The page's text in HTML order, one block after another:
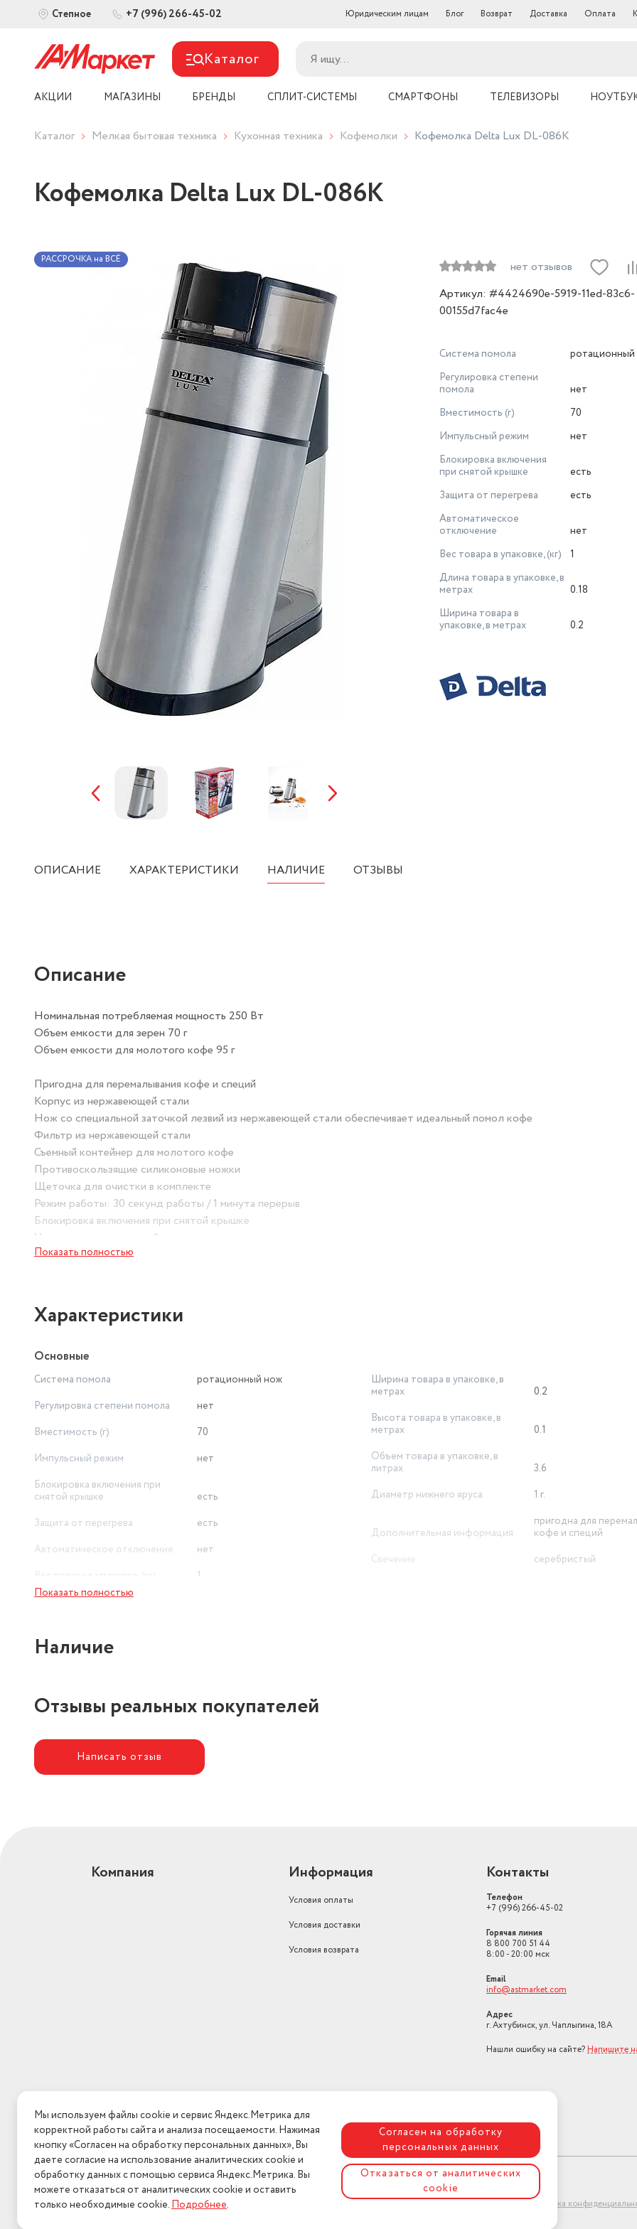
Степное +7 (996) 266-45-02 Юридическим лицам Блог Возврат Доставка Оплата
Каталог
АКЦИИ МАГАЗИНЫ БРЕНДЫ СПЛИТ-СИСТЕМЫ СМАРТФОНЫ ТЕЛЕВИЗОРЫ
Каталог Мелкая бытовая техника Кухонная техника Кофемолки Кофемолка Delta Lux DL-086К
Кофемолка Delta Lux DL-086К
РАССРОЧКА на ВСЁ
нет отзывов
Артикул: #4424690e-5919-11ed-83c6-
00155d7fac4e
Система помола
Регулировка степени
помола
нет
Вместимость (г)
70
Импульсный режим
нет
Блокировка включения
при снятой крышке
есть
Защита от перегрева
есть
Автоматическое
отключение
нет
Вес товара в упаковке, (кг)
1
Длина товара в упаковке, в
метрах
0.18
Ширина товара в
упаковке, в метрах
0.2
ОПИСАНИЕ ХАРАКТЕРИСТИКИ НАЛИЧИЕ ОТЗЫВЫ
Описание
Номинальная потребляемая мощность 250 Вт
Объем емкости для зерен 70 г
Объем емкости для молотого кофе 95 г
Пригодна для перемалывания кофе и специй
Корпус из нержавеющей стали
Нож со специальной заточкой лезвий из нержавеющей стали обеспечивает идеальный помол кофе
Фильтр из нержавеющей стали
Съемный контейнер для молотого кофе
Противоскользящие силиконовые ножки
Щеточка для очистки в комплекте
Режим работы: 30 секунд работы / 1 минута перерыв
Блокировка включения при снятой крышке
Упаковка: цветная коробка
Показать полностью
Характеристики
Основные
Система помола
ротационный нож
Регулировка степени помола
нет
Вместимость (г)
70
Импульсный режим
нет
Блокировка включения при
снятой крышке
есть
Защита от перегрева
есть
Автоматическое отключение
нет
1
Ширина товара в упаковке, в
метрах
0.2
Высота товара в упаковке, в
метрах
0.1
Объем товара в упаковке, в
литрах
3.6
Диаметр нижнего яруса
1 г.
Дополнительная информация
пригодна для
кофе и специй
Свечение
серебристый
Показать полностью
Наличие
Отзывы реальных покупателей
Написать отзыв
Компания Информация
Условия оплаты
Условия доставки
Условия возврата
Контакты
Телефон
+7 (996) 266-45-02
Горячая линия
8 800 700 51 44
8:00 - 20:00 мск
Email
info@astmarket.com
Адрес
г. Ахтубинск, ул. Чаплыгина, 18А
Нашли ошибку на сайте? Напишите
Политика
Мы используем файлы cookie и сервис Яндекс.Метрика для
корректной работы сайта и анализа посещаемости. Нажимая
кнопку «Согласен на обработку персональных данных», Вы
даете согласие на использование аналитических cookie и
обработку данных с помощью сервиса Яндекс.Метрика. Вы
можете отказаться от аналитических cookie и оставить
только необходимые cookie.Подробнее.
Согласен на обработку
персональных данных
Отказаться от аналитических
cookie